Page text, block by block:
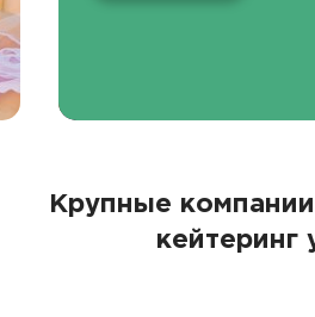
Крупные
кейтеринг